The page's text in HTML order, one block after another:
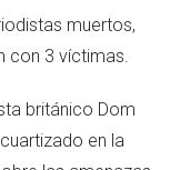
muertos,
con 3 víctimas.
británico Dom
en la